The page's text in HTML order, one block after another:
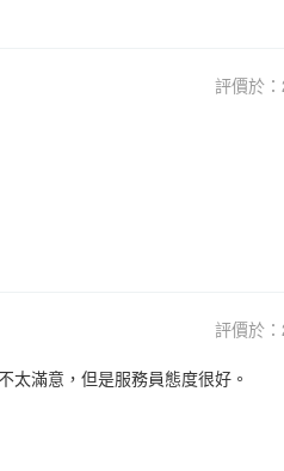
評價於
評價於
太滿意，但是服務員態度很好。